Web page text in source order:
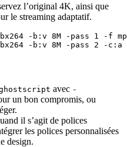
l’original 4K, ainsi que
le streaming adaptatif.
-b:v 8M -pass 1 -f
avec -
un bon compromis, ou
il s’agit de polices
les polices personnalisées
design.